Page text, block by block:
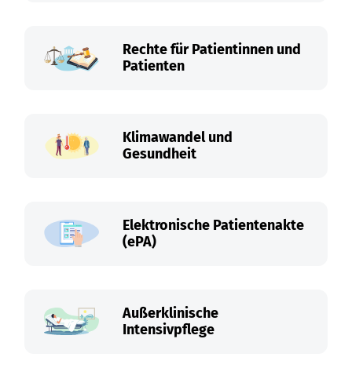
Rechte für Patientinnen und
Patienten
Klimawandel und
Gesundheit
Elektronische Patientenakte
(ePA)
Außerklinische
Intensivpflege